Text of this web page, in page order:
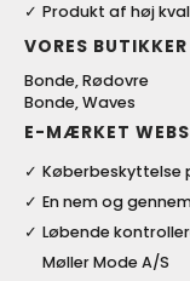
Produkt af høj
VORES BUTIKKER
Bonde, Rødovre
Bonde, Waves
E-MÆRKET
Køberbeskyttelse
En nem og
Løbende
Møller Mode A/S